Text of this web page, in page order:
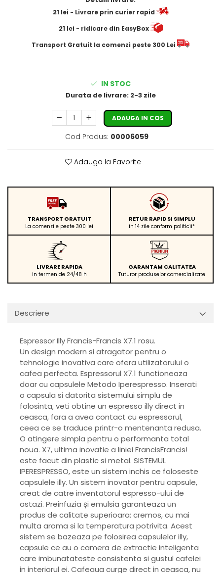
21lei - Livrare prin curier rapid
21lei - ridicare din EasyBox
​​​​​​Transport Gratuit la comenzi peste 300 Lei
IN STOC
Durata de livrare:2-3 zile
ADAUGA IN COS
Cod Produs: 00006059
Adauga la Favorite
TRANSPORT GRATUIT
La comenzile peste 300 lei
RETUR RAPID SI SIMPLU
in 14 zile conform politicii*
LIVRARE RAPIDA
in termen de 24/48 h
GARANTAM CALITATEA
Tuturor produselor comercializate
Descriere
Espressor Illy Francis-Francis X7.1 rosu.
Un design modern si atragator pentru o
tehnologie inovativa care ofera utilizatorului o
cafea perfecta. Espressorul X7.1 functioneaza
doar cu capsulele Metodo Iperespresso. Inserati
o capsula si datorita sistemului simplu de
folosinta, veti obtine un espresso illy direct in
ceasca, fara a avea contact cu espressorul,
ceea ce se traduce printr-o mentenanta redusa.
O atingere simpla pentru o performanta total
noua. X7, ultima inovatie a liniei FrancisFrancis!
este facut din plastic si metal. SISTEMUL
IPERESPRESSO, este un sistem inchis ce foloseste
capsulele illy. Un sistem inovator pentru capsule,
creat de catre inventatorul espresso-ului de
astazi. Preinfuzia și emulsia garanteaza un
produs de calitate superioara: cremos, cu mai
multa aroma si la temperatura potrivita. Acest
sistem se bazeaza pe folosirea capsulelor illy,
capsule ce au o camera de extractie inteligenta
care imbunatateste consistenta si gustul cafelei
in interiorul ei. Cafeaua curge direct in ceasca, nu